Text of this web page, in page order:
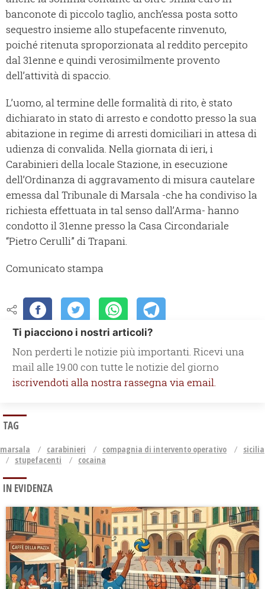
banconote di piccolo taglio, anch’essa posta sotto
sequestro insieme allo stupefacente rinvenuto,
poiché ritenuta sproporzionata al reddito percepito
dal 31enne e quindi verosimilmente provento
dell’attività di spaccio.
L’uomo, al termine delle formalità di rito, è stato
dichiarato in stato di arresto e condotto presso la sua
abitazione in regime di arresti domiciliari in attesa di
udienza di convalida. Nella giornata di ieri, i
Carabinieri della locale Stazione, in esecuzione
dell’Ordinanza di aggravamento di misura cautelare
emessa dal Tribunale di Marsala -che ha condiviso la
richiesta effettuata in tal senso dall’Arma- hanno
condotto il 31enne presso la Casa Circondariale
“Pietro Cerulli” di Trapani.
Comunicato stampa
Ti piacciono i nostri articoli?
Non perderti le notizie più importanti. Ricevi una
mail alle 19.00 con tutte le notizie del giorno
iscrivendoti alla nostra rassegna via email.
TAG
marsala carabinieri compagnia di intervento operativo
sicilia
stupefacenti
cocaina
IN EVIDENZA